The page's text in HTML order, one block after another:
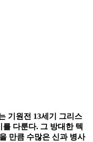
기원전 13세기 그리스
다룬다. 그 방대한 텍
만큼 수많은 신과 병사